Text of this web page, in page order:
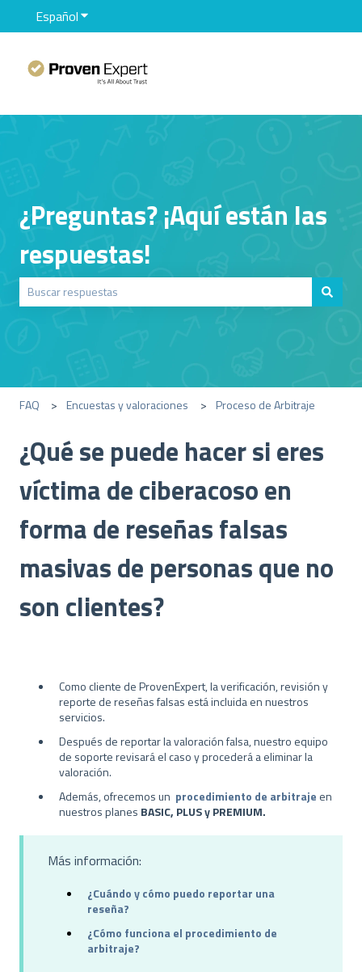
EspañolTraducciones de Mostrar submenú de
¿Preguntas? ¡Aquí están las
respuestas!
FAQ Encuestas y valoraciones Proceso de Arbitraje
¿Qué se puede hacer si eres
víctima de ciberacoso en
forma de reseñas falsas
masivas de personas que no
son clientes?
Como cliente de ProvenExpert, la verificación, revisión y
reporte de reseñas falsas está incluida en nuestros
servicios.
Después de reportar la valoración falsa, nuestro equipo
de soporte revisará el caso y procederá a eliminar la
valoración.
Además, ofrecemos un procedimiento de arbitraje en
nuestros planes BASIC, PLUS y PREMIUM.
Más información:
¿Cuándo y cómo puedo reportar una
reseña?
¿Cómo funciona el procedimiento de
arbitraje?